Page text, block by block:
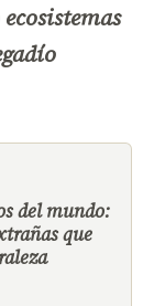
del mundo:
que